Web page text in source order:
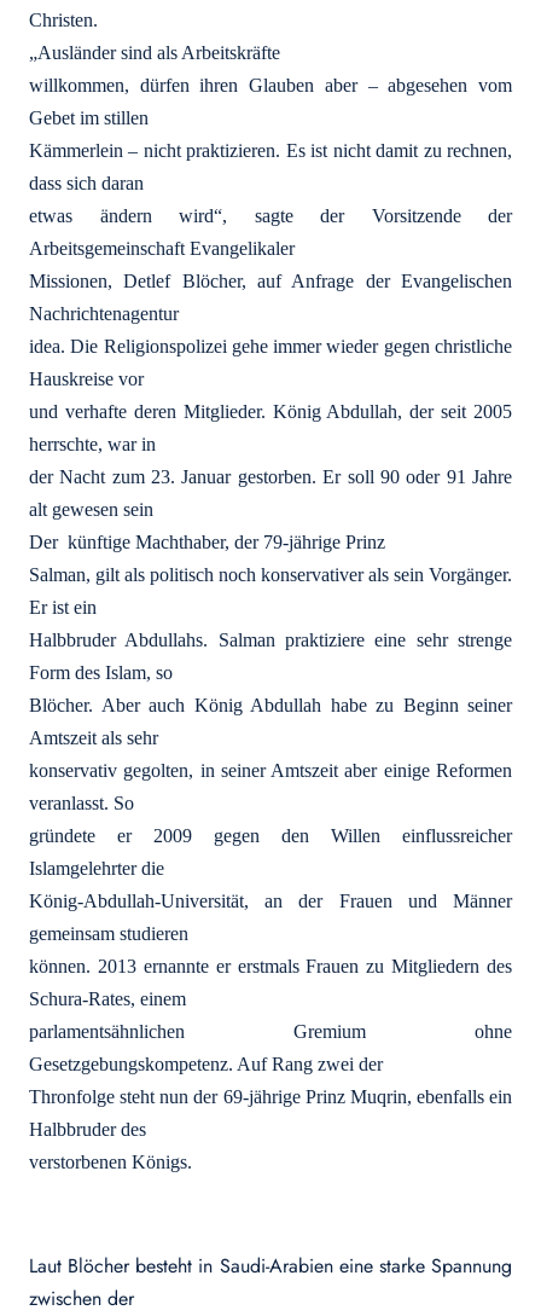
Christen.
„Ausländer sind als Arbeitskräfte
willkommen, dürfen ihren Glauben aber – abgesehen vom
Gebet im stillen
Kämmerlein – nicht praktizieren. Es ist nicht damit zu rechnen,
dass sich daran
etwas ändern wird“, sagte der Vorsitzende der
Arbeitsgemeinschaft Evangelikaler
Missionen, Detlef Blöcher, auf Anfrage der Evangelischen
Nachrichtenagentur
idea. Die Religionspolizei gehe immer wieder gegen christliche
Hauskreise vor
und verhafte deren Mitglieder. König Abdullah, der seit 2005
herrschte, war in
der Nacht zum 23. Januar gestorben. Er soll 90 oder 91 Jahre
alt gewesen sein
Der künftige Machthaber, der 79-jährige Prinz
Salman, gilt als politisch noch konservativer als sein Vorgänger.
Er ist ein
Halbbruder Abdullahs. Salman praktiziere eine sehr strenge
Form des Islam, so
Blöcher. Aber auch König Abdullah habe zu Beginn seiner
Amtszeit als sehr
konservativ gegolten, in seiner Amtszeit aber einige Reformen
veranlasst. So
gründete er 2009 gegen den Willen einflussreicher
Islamgelehrter die
König-Abdullah-Universität, an der Frauen und Männer
gemeinsam studieren
können. 2013 ernannte er erstmals Frauen zu Mitgliedern des
Schura-Rates, einem
parlamentsähnlichen Gremium ohne
Gesetzgebungskompetenz. Auf Rang zwei der
Thronfolge steht nun der 69-jährige Prinz Muqrin, ebenfalls ein
Halbbruder des
verstorbenen Königs.
Laut Blöcher besteht in Saudi-Arabien eine starke Spannung
zwischen der